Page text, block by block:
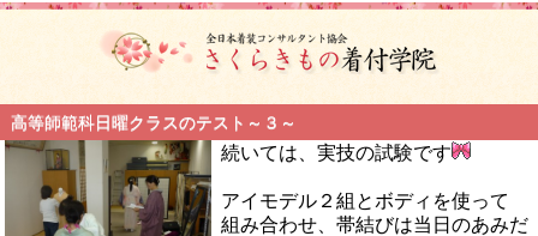
高等師範科日曜クラスのテスト～３～
続いては、実技の試験です
アイモデル２組とボディを使って
組み合わせ、帯結びは当日のあみだ